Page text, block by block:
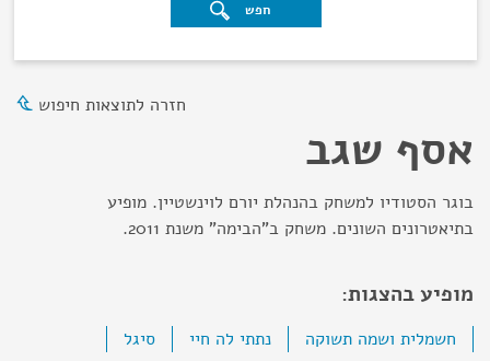
חפש
חזרה לתוצאות חיפוש
אסף שגב
בוגר הסטודיו למשחק בהנהלת יורם לוינשטיין. מופיע
בתיאטרונים השונים. משחק ב"הבימה" משנת 2011.
מופיע בהצגות:
חשמלית ושמה תשוקה נתתי לה חיי סיגל